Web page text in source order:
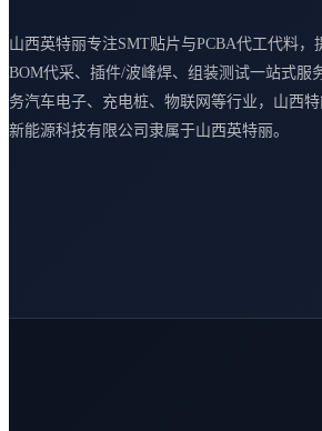
山西英特丽专注SMT贴片与PCBA代工代料，
BOM代采、插件/波峰焊、组装测试一站式服
务汽车电子、充电桩、物联网等行业，山西
新能源科技有限公司隶属于山西英特丽。